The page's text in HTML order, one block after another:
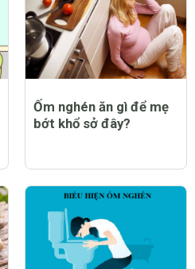
Ốm nghén ăn gì để mẹ
bớt khổ sở đây?